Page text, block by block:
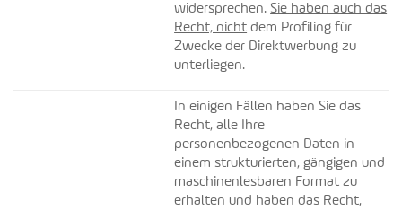
widersprechen. Sie haben auch das
Recht, nicht dem Profiling für
Zwecke der Direktwerbung zu
unterliegen.
In einigen Fällen haben Sie das
Recht, alle Ihre
personenbezogenen Daten in
einem strukturierten, gängigen und
maschinenlesbaren Format zu
erhalten und haben das Recht,